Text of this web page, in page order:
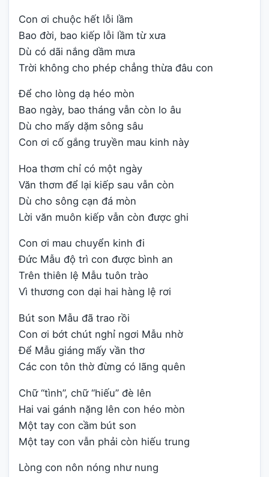
Con ơi chuộc hết lỗi lầm
Bao đời, bao kiếp lỗi lầm từ xưa
Dù có dãi nắng dầm mưa
Trời không cho phép chẳng thừa đâu con
Để cho lòng dạ héo mòn
Bao ngày, bao tháng vẫn còn lo âu
Dù cho mấy dặm sông sâu
Con ơi cố gắng truyền mau kinh này
Hoa thơm chỉ có một ngày
Văn thơm để lại kiếp sau vẫn còn
Dù cho sông cạn đá mòn
Lời văn muôn kiếp vẫn còn được ghi
Con ơi mau chuyển kinh đi
Đức Mẫu độ trì con được bình an
Trên thiên lệ Mẫu tuôn trào
Vì thương con dại hai hàng lệ rơi
Bút son Mẫu đã trao rồi
Con ơi bớt chút nghỉ ngơi Mẫu nhờ
Để Mẫu giáng mấy vần thơ
Các con tôn thờ đừng có lãng quên
Chữ “tình”, chữ “hiếu” đè lên
Hai vai gánh nặng lên con héo mòn
Một tay con cầm bút son
Một tay con vẫn phải còn hiếu trung
Lòng con nôn nóng như nung